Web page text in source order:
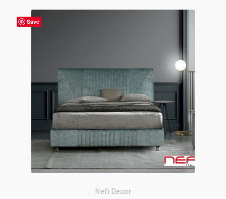
Save
Nefi Decor